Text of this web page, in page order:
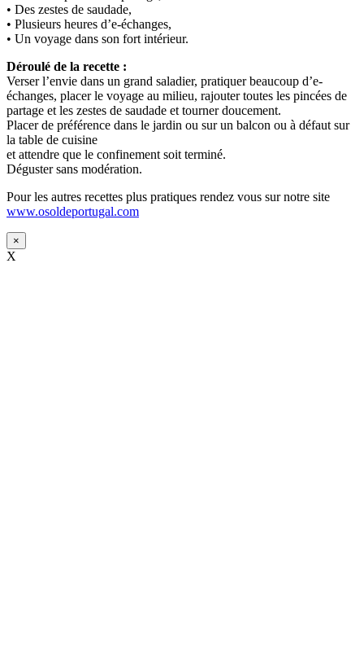
• Des zestes de saudade,
• Plusieurs heures d’e-échanges,
• Un voyage dans son fort intérieur.
Déroulé de la recette :
Verser l’envie dans un grand saladier, pratiquer beaucoup d’e-
échanges, placer le voyage au milieu, rajouter toutes les pincées de
partage et les zestes de saudade et tourner doucement.
Placer de préférence dans le jardin ou sur un balcon ou à défaut sur
la table de cuisine
et attendre que le confinement soit terminé.
Déguster sans modération.
Pour les autres recettes plus pratiques rendez vous sur notre site
www.osoldeportugal.com
×
X